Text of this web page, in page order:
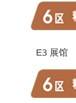
E3 展馆